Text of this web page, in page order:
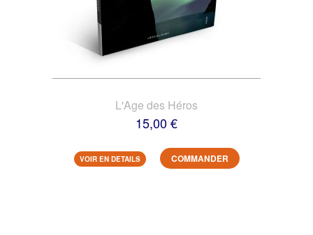
L'Age des Héros
15,00 €
VOIR EN DETAILS COMMANDER